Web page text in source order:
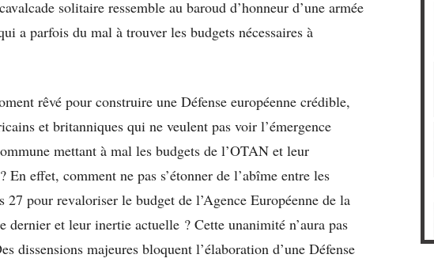
solitaire ressemble au baroud d’honneur d’une armée
a parfois du mal à trouver les budgets nécessaires à
rêvé pour construire une Défense européenne crédible,
et britanniques qui ne veulent pas voir l’émergence
mettant à mal les budgets de l’OTAN et leur
En effet, comment ne pas s’étonner de l’abîme entre les
27 pour revaloriser le budget de l’Agence Européenne de la
dernier et leur inertie actuelle ? Cette unanimité n’aura pas
dissensions majeures bloquent l’élaboration d’une Défense